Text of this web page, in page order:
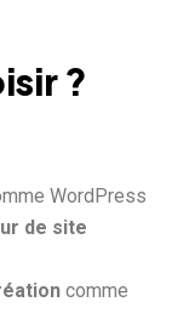
?
WordPress
de site
comme